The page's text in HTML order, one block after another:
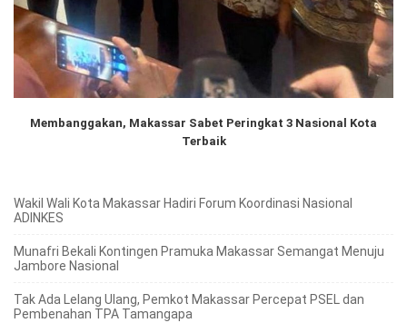
Membanggakan, Makassar Sabet Peringkat 3 Nasional Kota
Terbaik
Wakil Wali Kota Makassar Hadiri Forum Koordinasi Nasional
ADINKES
Munafri Bekali Kontingen Pramuka Makassar Semangat Menuju
Jambore Nasional
Tak Ada Lelang Ulang, Pemkot Makassar Percepat PSEL dan
Pembenahan TPA Tamangapa